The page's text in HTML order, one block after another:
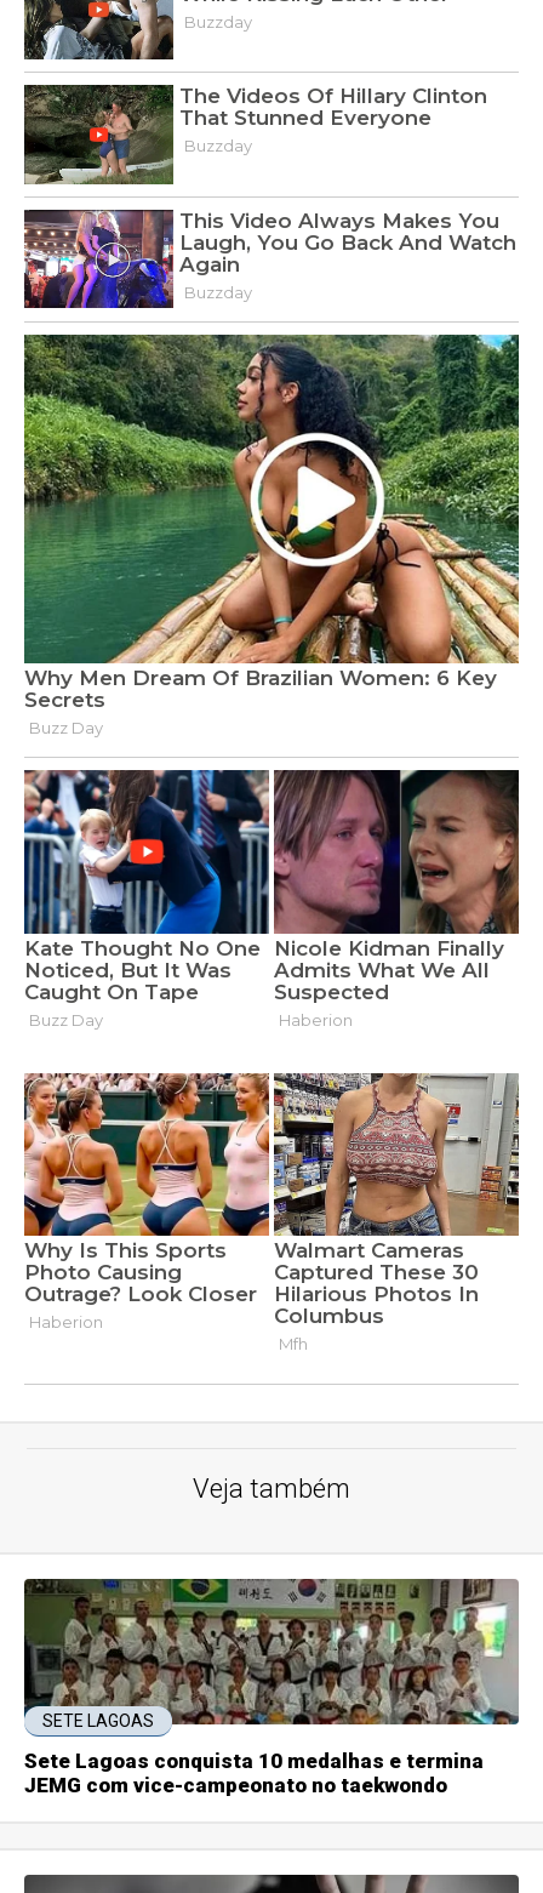
Veja também
SETE LAGOAS
Sete Lagoas conquista 10 medalhas e termina
JEMG com vice-campeonato no taekwondo